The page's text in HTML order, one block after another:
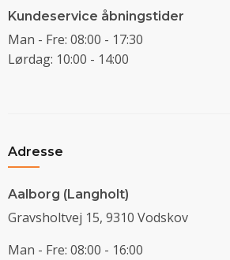
Kundeservice åbningstider
Man - Fre: 08:00 - 17:30
Lørdag: 10:00 - 14:00
Adresse
Aalborg (Langholt)
Gravsholtvej 15, 9310 Vodskov
Man - Fre: 08:00 - 16:00